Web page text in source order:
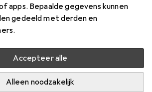
apps. Bepaalde gegevens kunnen
gedeeld met derden en
Accepteer alle
Alleen noodzakelijk